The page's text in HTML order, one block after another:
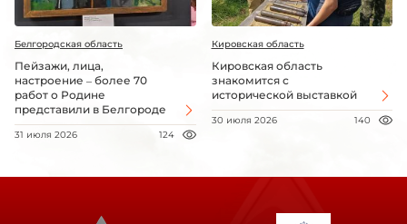
Белгородская область
Пейзажи, лица,
настроение – более 70
работ о Родине
представили в Белгороде
31 июля 2026 124
Кировская область
Кировская область
знакомится с
исторической выставкой
30 июля 2026 140